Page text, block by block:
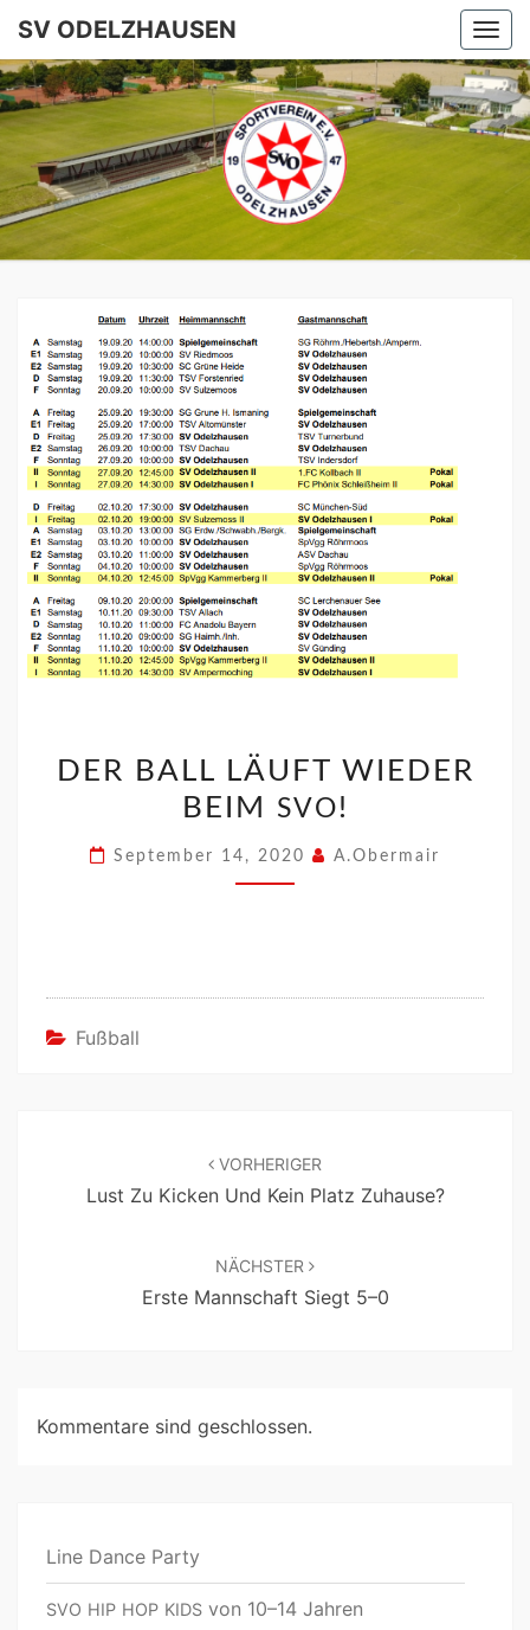
SV ODELZHAUSEN
SV
DER BALL LÄUFT WIEDER
BEIM
SVO!
September 14, 2020 A.Obermair
Fußball
VORHERIGER
Lust Zu Kicken Und Kein Platz Zuhause?
NÄCHSTER
Erste Mannschaft Siegt 5–0
Kommentare sind geschlossen.
Line Dance Party
SVO HIP HOP KIDS von 10–14 Jahren